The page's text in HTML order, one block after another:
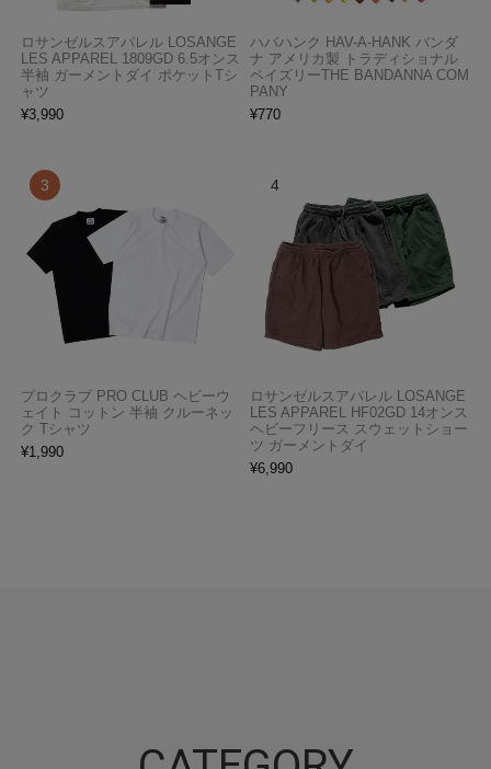
ロサンゼルスアパレル LOSANGE
LES APPAREL 1809GD 6.5オンス
半袖 ガーメントダイ ポケットTシ
ャツ
¥3,990
ハバハンク HAV-A-HANK バンダ
ナ アメリカ製 トラディショナル
ペイズリーTHE BANDANNA COM
PANY
¥770
プロクラブ PRO CLUB ヘビーウ
ェイト コットン 半袖 クルーネッ
ク Tシャツ
¥1,990
ロサンゼルスアパレル LOSANGE
LES APPAREL HF02GD 14オンス
ヘビーフリース スウェットショー
ツ ガーメントダイ
¥6,990